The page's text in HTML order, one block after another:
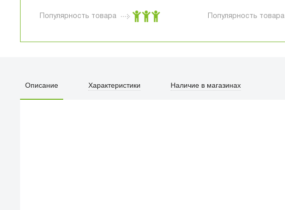
Популярность товара Популярность товара
Описание Характеристики Наличие в магазинах